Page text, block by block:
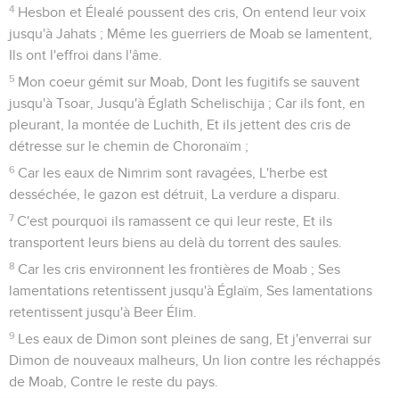
il les rétablira dans leur pays ; Les étrangers se joindront à
eux, Et ils s'uniront à la maison de Jacob.
2 Les peuples les prendront, et les ramèneront à leur
demeure, Et la maison d'Israël les possédera dans le pays de
l'Éternel, Comme serviteurs et comme servantes ; Ils
retiendront captifs ceux qui les avaient faits captifs, Et ils
domineront sur leurs oppresseurs.
La fin du roi de Babylone
3 Et quand l'Éternel t'aura donné du repos, Après tes fatigues
et tes agitations, Et après la dure servitude qui te fut
imposée,
4 Alors tu prononceras ce chant sur le roi de Babylone, Et tu
diras : Eh quoi ! le tyran n'est plus ! L'oppression a cessé !
5 L'Éternel a brisé le bâton des méchants, La verge des
dominateurs.
6 Celui qui dans sa fureur frappait les peuples, Par des coups